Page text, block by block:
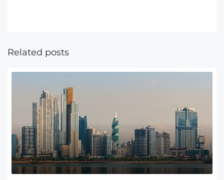
Related posts